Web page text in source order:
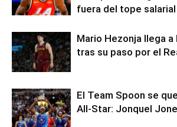
fuera del tope salarial
Mario Hezonja llega a
tras su paso por el
El Team Spoon se
All-Star: Jonquel